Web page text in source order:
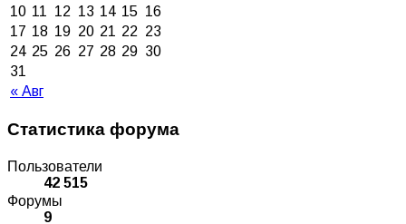
« Авг
10 11 12 13 14 15 16
17 18 19 20 21 22 23
24 25 26 27 28 29 30
31
Статистика форума
Пользователи
42 515
Форумы
9